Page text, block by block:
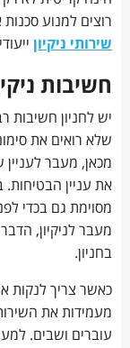
רוצים למנוע
שירותי ניקיון
חשיבות
יש לחניון חשיבות
שלא רואים את
מכאן, מעבר לעניין
את עניין הבטיחות.
מסוימת גם בכדי
מעבר לניקיון,
בחניון.
כאשר צריך לנקות
מעמידות את
עוברים ושבים.